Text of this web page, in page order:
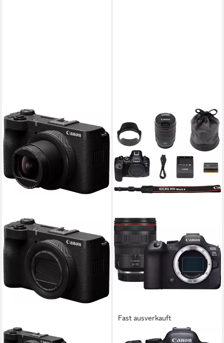
CANON
Fast ausverkauft